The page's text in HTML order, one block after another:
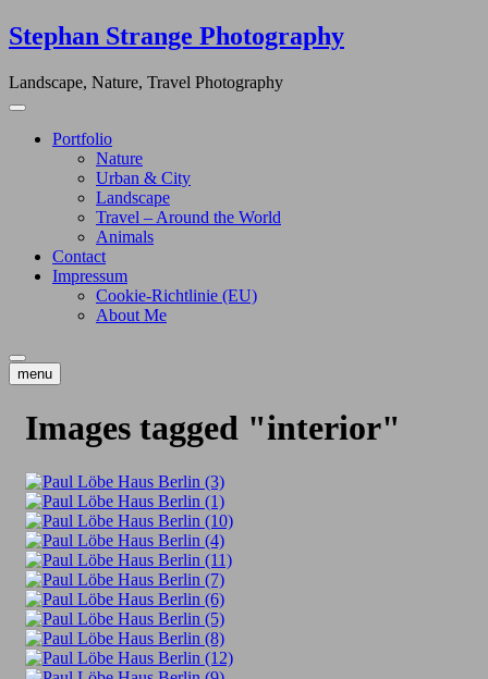
Skip
to
Stephan Strange Photography
Landscape, Nature, Travel Photography
Portfolio
Nature
Urban & City
Landscape
Travel – Around the World
Animals
Contact
Impressum
Cookie-Richtlinie (EU)
About Me
menu
Images tagged "interior"